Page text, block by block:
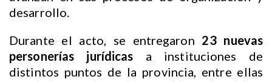
desarrollo.
Durante el acto, se entregaron 23 nuevas
personerías jurídicas a instituciones de
distintos puntos de la provincia, entre ellas